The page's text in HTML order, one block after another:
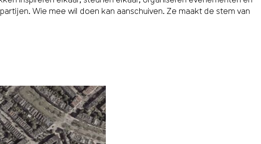
Wie mee wil doen kan aanschuiven. Ze maakt de stem van